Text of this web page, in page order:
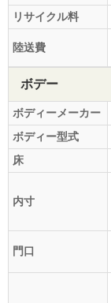
リサイクル料
陸送費
ボデー
ボディーメーカー
ボディー型式
床
内寸
門口